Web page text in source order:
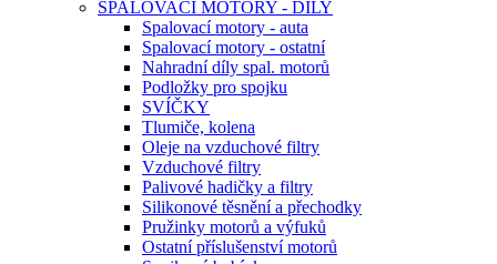
SPALOVACÍ MOTORY - DÍLY
Spalovací motory - auta
Spalovací motory - ostatní
Nahradní díly spal. motorů
Podložky pro spojku
SVÍČKY
Tlumiče, kolena
Oleje na vzduchové filtry
Vzduchové filtry
Palivové hadičky a filtry
Silikonové těsnění a přechodky
Pružinky motorů a výfuků
Ostatní příslušenství motorů